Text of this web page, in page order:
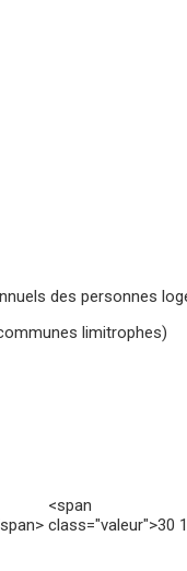
des personnes
limitrophes)
<span
class="valeur">30